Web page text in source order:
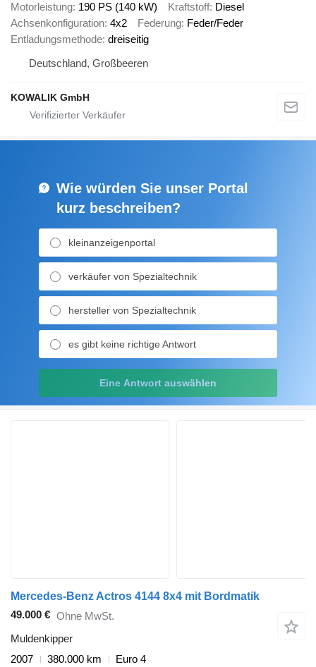
Motorleistung 190 PS (140 kW) Kraftstoff Diesel
Achsenkonfiguration 4x2 Federung Feder/Feder
Entladungsmethode dreiseitig
Deutschland, Großbeeren
KOWALIK GmbH
Wie würden Sie unser Portal
kurz beschreiben?
kleinanzeigenportal
verkäufer von Spezialtechnik
hersteller von Spezialtechnik
es gibt keine richtige Antwort
Eine Antwort auswählen
Mercedes-Benz Actros 4144 8x4 mit Bordmatik
49.000 € Ohne MwSt.
Muldenkipper
2007
380.000 km
Euro 4